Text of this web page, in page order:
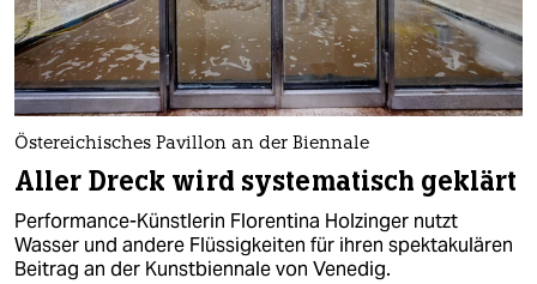
nord
wahrheit
verlag
verlag
veranstaltungen
Östereichisches Pavillon an der Biennale
Aller Dreck wird systematisch geklärt
Performance-Künstlerin Florentina Holzinger nutzt
Wasser und andere Flüssigkeiten für ihren spektakulären
Beitrag an der Kunstbiennale von Venedig.